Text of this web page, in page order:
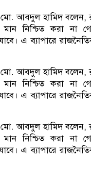
মো. আবদুল হামিদ বলেন,
নিশ্চিত করা না
এ ব্যাপারে
মো. আবদুল হামিদ বলেন,
নিশ্চিত করা না
এ ব্যাপারে
মো. আবদুল হামিদ বলেন,
নিশ্চিত করা না
এ ব্যাপারে